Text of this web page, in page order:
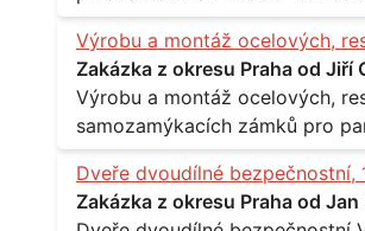
Výrobu a montáž ocelových,
Zakázka z okresu Praha od Jiří
Výrobu a montáž ocelových, resp. hliníkových vstupů
samozamýkacích zámků pro panelový dům - jedná se o
zarámovaném a proskleném
nevyhovujících prosklených, umělohmotných vstupů
Praha 10 Strašnice Termín: - III.Q. 2015 Je nutná návštěva odpovědného pracovníka
Dveře dvoudílné bezpečnostní,
Zakázka z okresu Praha od Jan